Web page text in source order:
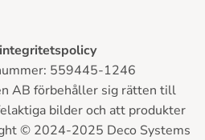
559445-1246
AB förbehåller sig rätten till
bilder och att produkter
© 2024-2025 Deco Systems